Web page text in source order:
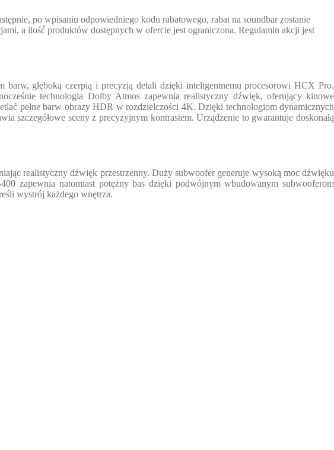
po wpisaniu odpowiedniego kodu rabatowego, rabat na soundbar zostanie
a ilość́ produktów dostępnych w ofercie jest ograniczona. Regulamin akcji jest
głęboką czerpią i precyzją detali dzięki inteligentnemu procesorowi HCX Pro.
technologia Dolby Atmos zapewnia realistyczny dźwięk, oferujący kinowe
pełne barw obrazy HDR w rozdzielczości 4K. Dzięki technologiom dynamicznych
szczegółowe sceny z precyzyjnym kontrastem. Urządzenie to gwarantuje doskonałą
realistyczny dźwięk przestrzenny. Duży subwoofer generuje wysoką moc dźwięku
zapewnia natomiast potężny bas dzięki podwójnym wbudowanym subwooferom
wystrój każdego wnętrza.